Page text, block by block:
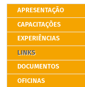
APRESENTAÇÃO
CAPACITAÇÕES
EXPERIÊNCIAS
LINKS
DOCUMENTOS
OFICINAS